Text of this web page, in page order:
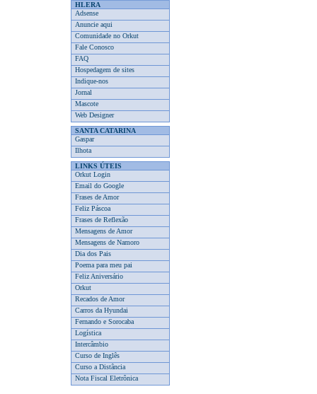
HLERA
Adsense
Anuncie aqui
Comunidade no Orkut
Fale Conosco
FAQ
Hospedagem de sites
Indique-nos
Jornal
Mascote
Web Designer
SANTA CATARINA
Gaspar
Ilhota
LINKS ÚTEIS
Orkut Login
Email do Google
Frases de Amor
Feliz Páscoa
Frases de Reflexão
Mensagens de Amor
Mensagens de Namoro
Dia dos Pais
Poema para meu pai
Feliz Aniversário
Orkut
Recados de Amor
Carros da Hyundai
Fernando e Sorocaba
Logística
Intercâmbio
Curso de Inglês
Curso a Distância
Nota Fiscal Eletrônica